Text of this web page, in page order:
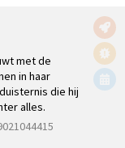
met de
in haar
die hij
alles.